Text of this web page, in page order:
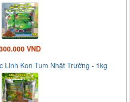
VND
Linh Kon Tum Nhật Trường - 1kg